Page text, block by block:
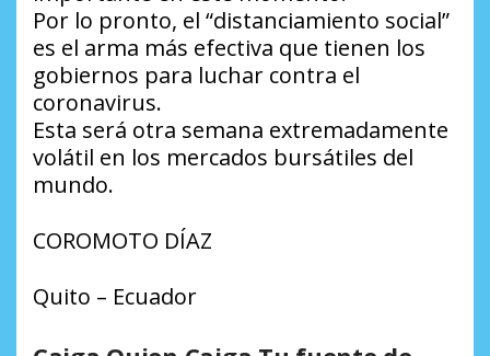
Por lo pronto, el “distanciamiento social”
es el arma más efectiva que tienen los
gobiernos para luchar contra el
coronavirus.
Esta será otra semana extremadamente
volátil en los mercados bursátiles del
mundo.
COROMOTO DÍAZ
Quito – Ecuador